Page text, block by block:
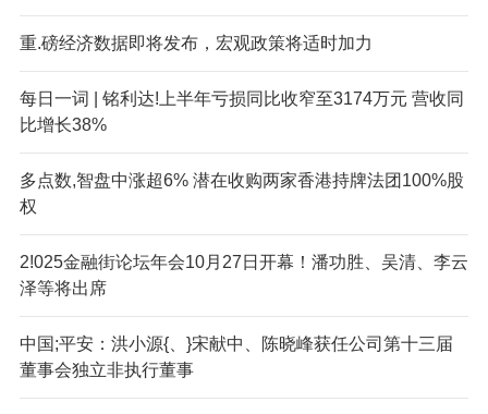
重.磅经济数据即将发布，宏观政策将适时加力
每日一词 | 铭利达!上半年亏损同比收窄至3174万元 营收同
比增长38%
多点数,智盘中涨超6% 潜在收购两家香港持牌法团100%股
权
2!025金融街论坛年会10月27日开幕！潘功胜、吴清、李云
泽等将出席
中国;平安：洪小源{、}宋献中、陈晓峰获任公司第十三届
董事会独立非执行董事